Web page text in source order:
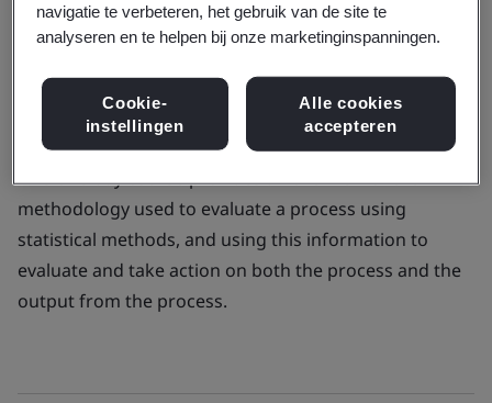
Contact us
This one-day course provides an overview of the
methodology used to evaluate a process using
statistical methods, and using this information to
evaluate and take action on both the process and the
output from the process.
navigatie te verbeteren, het gebruik van de site te
analyseren en te helpen bij onze marketinginspanningen.
Cookie-
instellingen
Alle cookies
accepteren